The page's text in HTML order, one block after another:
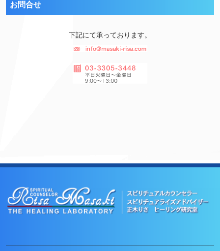
お問合せ
下記にて承っております。